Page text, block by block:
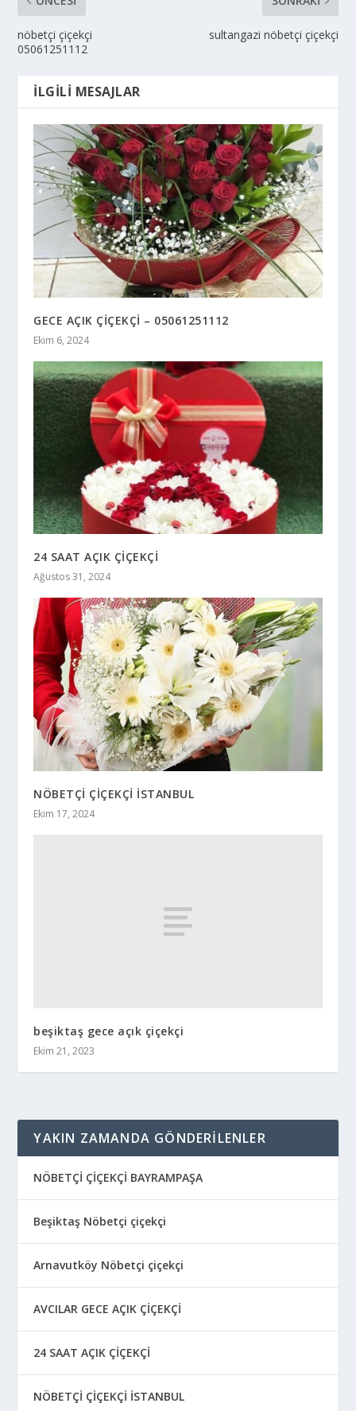
nöbetçi çiçekçi
05061251112
sultangazi nöbetçi çiçekçi
İLGILI MESAJLAR
GECE AÇIK ÇİÇEKÇİ – 05061251112
Ekim 6, 2024
24 SAAT AÇIK ÇİÇEKÇİ
Ağustos 31, 2024
NÖBETÇİ ÇİÇEKÇİ İSTANBUL
Ekim 17, 2024
beşiktaş gece açık çiçekçi
Ekim 21, 2023
YAKIN ZAMANDA GÖNDERILENLER
NÖBETÇİ ÇİÇEKÇİ BAYRAMPAŞA
Beşiktaş Nöbetçi çiçekçi
Arnavutköy Nöbetçi çiçekçi
AVCILAR GECE AÇIK ÇİÇEKÇİ
24 SAAT AÇIK ÇİÇEKÇİ
NÖBETÇİ ÇİÇEKÇİ İSTANBUL